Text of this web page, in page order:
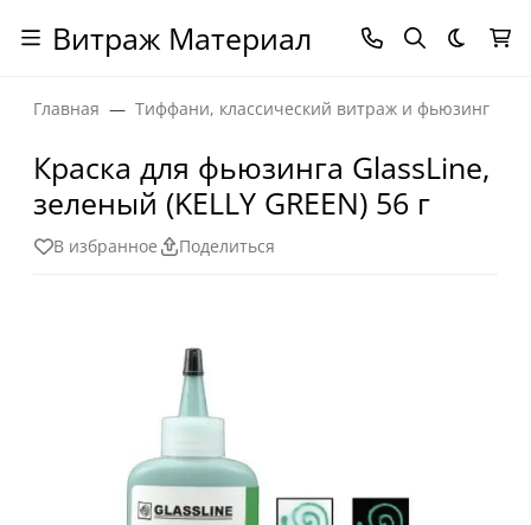
Витраж Материал Темная
Главная Тиффани, классический витраж и фьюзинг
Краска для фьюзинга GlassLine,
зеленый (KELLY GREEN) 56 г
В избранное Поделиться